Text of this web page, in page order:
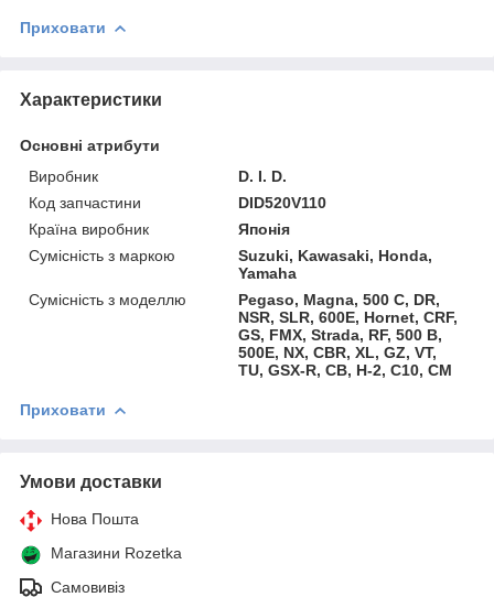
Приховати
Характеристики
Основні атрибути
Виробник
D. I. D.
Код запчастини
DID520V110
Країна виробник
Японія
Сумісність з маркою
Suzuki, Kawasaki, Honda,
Yamaha
Сумісність з моделлю
Pegaso, Magna, 500 C, DR,
NSR, SLR, 600E, Hornet, CRF,
GS, FMX, Strada, RF, 500 B,
500E, NX, CBR, XL, GZ, VT,
TU, GSX-R, CB, H-2, C10, CM
Приховати
Умови доставки
Нова Пошта
Магазини Rozetka
Самовивіз